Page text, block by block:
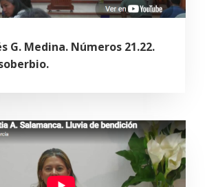
G. Medina. Números 21.22.